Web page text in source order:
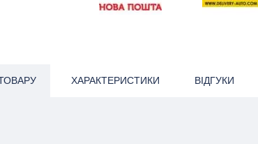
ХАРАКТЕРИСТИКИ ВІДГУКИ